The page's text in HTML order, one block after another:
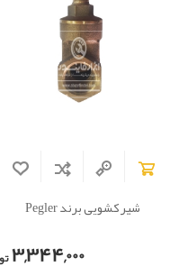
شیر کشویی برند Pegler
3,344,000